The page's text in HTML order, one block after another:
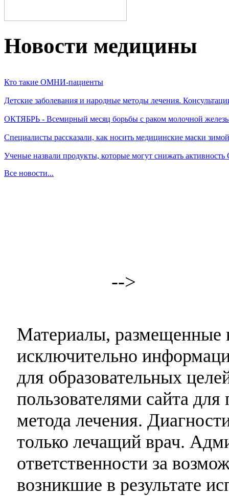
Новости медицины
Кто такие ОМНИ-пациенты
Детские заболевания и народные методы лечения.
ОКТЯБРЬ - Всемирный месяц борьбы с раком молочной
Специалисты рассказали, как носить медицинские маски зимой
Ученые назвали продукты, которые могут снижать
Все новости...
-->
Материалы, размещенные
исключительно
для образовательных
пользователями сайта
метода лечения.
только лечащий врач.
ответственности за
возникшие в результате